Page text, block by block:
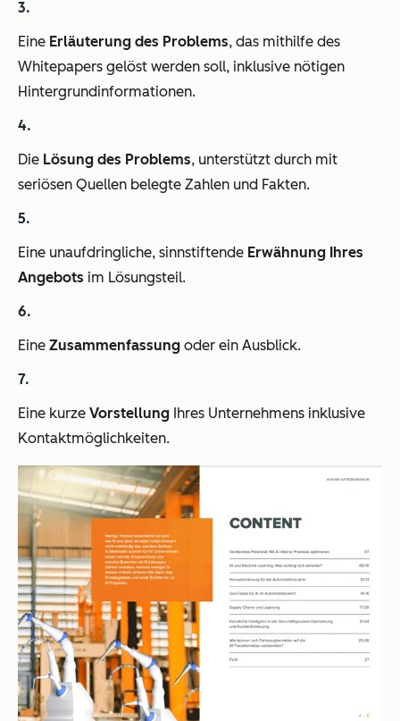
Eine Erläuterung des Problems, das mithilfe des
Whitepapers gelöst werden soll, inklusive nötigen
Hintergrundinformationen.
Die Lösung des Problems, unterstützt durch mit
seriösen Quellen belegte Zahlen und Fakten.
Eine unaufdringliche, sinnstiftende Erwähnung Ihres
Angebots im Lösungsteil.
Eine Zusammenfassung oder ein Ausblick.
Eine kurze Vorstellung Ihres Unternehmens inklusive
Kontaktmöglichkeiten.